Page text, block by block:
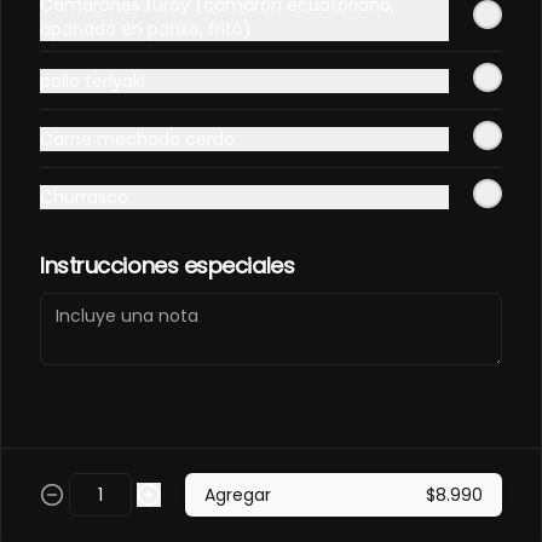
Envuelto en pollo, frito en panco.
EBI MAGURO ACEVICHON
Frito en panco, cubierto con atun
fresco, salsa acevichada y toques
Envuelto en palta, cubierto con
salmon fresco, salsa acevichada y
toques de shichimi. Camaron furay,
Instrucciones especiales
Agregar $8.990